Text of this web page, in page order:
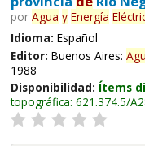
por Agua y Energía
Idioma: Español
Editor: Buenos Aires:
1988
Disponibilidad: Ítems
topográfica: 621.374.5/